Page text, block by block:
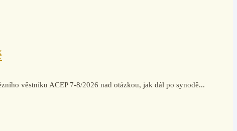
věstníku ACEP 7-8/2026 nad otázkou, jak dál po synodě...